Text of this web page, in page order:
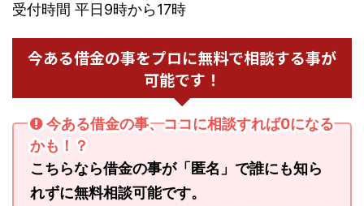
受付時間 平日9時から17時
今ある借金の事をプロに無料で相談する事が
可能です！
今ある借金の事、ココに相談すれば0になる
かも！？
こちらなら借金の事が「匿名」で誰にも知ら
れずに無料相談可能です。